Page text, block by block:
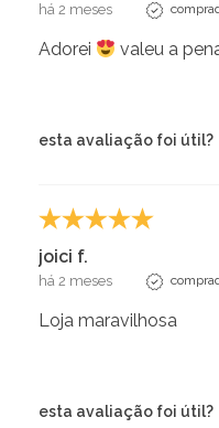
há 2 meses
Adorei valeu a
esta avaliação foi útil?
joici f.
há 2 meses
Loja maravilhosa
esta avaliação foi útil?